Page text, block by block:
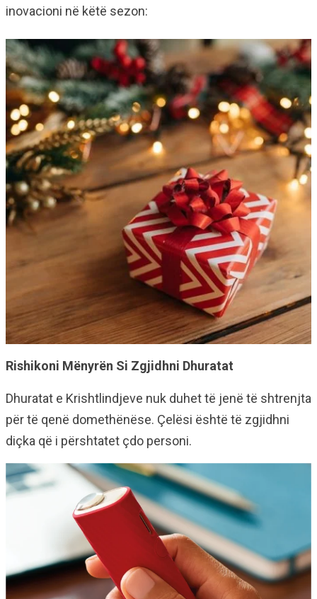
inovacioni në këtë sezon:
Rishikoni Mënyrën Si Zgjidhni Dhuratat
Dhuratat e Krishtlindjeve nuk duhet të jenë të shtrenjta
për të qenë domethënëse. Çelësi është të zgjidhni
diçka që i përshtatet çdo personi.